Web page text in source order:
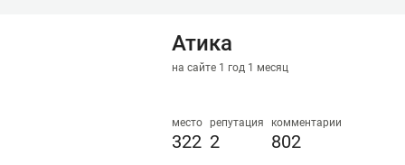
Атика
на сайте 1 год 1 месяц
место
322
репутация
2
комментарии
802